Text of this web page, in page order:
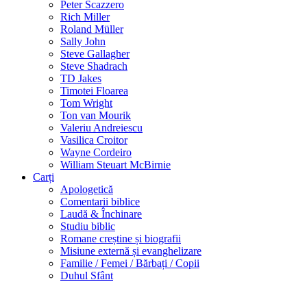
Peter Scazzero
Rich Miller
Roland Müller
Sally John
Steve Gallagher
Steve Shadrach
TD Jakes
Timotei Floarea
Tom Wright
Ton van Mourik
Valeriu Andreiescu
Vasilica Croitor
Wayne Cordeiro
William Steuart McBirnie
Carți
Apologetică
Comentarii biblice
Laudă & Închinare
Studiu biblic
Romane creștine și biografii
Misiune externă și evanghelizare
Familie / Femei / Bărbați / Copii
Duhul Sfânt